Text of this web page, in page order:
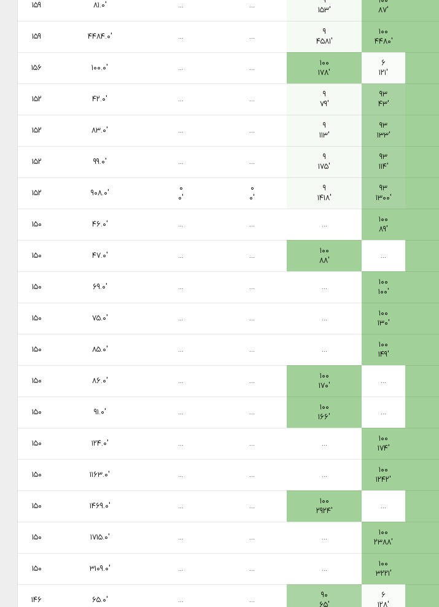
۸۷′
۱۵۳′
...
... ۸۱.۰′ ۱۵۹
۱۰۰
۴۴۸۰′
۹
۴۵۸۱′
...
... ۴۴۸۴.۰′ ۱۵۹
۶
۱۲۱′
۱۰۰
۱۷۸′
...
... ۱۰۰.۰′ ۱۵۶
۹۳
۴۳′
۹
۷۹′
...
... ۴۲.۰′ ۱۵۲
۹۳
۱۳۳′
۹
۱۱۳′
...
... ۸۳.۰′ ۱۵۲
۹۳
۱۱۴′
۹
۱۷۵′
...
... ۹۹.۰′ ۱۵۲
۹۳
۱۳۰۰′
۹
۱۴۱۸′
۰
۰′
۰
۰′
۹۰۸.۰′ ۱۵۲
۱۰۰
۸۹′
...
...
... ۴۶.۰′ ۱۵۰
...
۱۰۰
۸۸′
...
... ۴۷.۰′ ۱۵۰
۱۰۰
۱۰۰′
...
...
... ۶۹.۰′ ۱۵۰
۱۰۰
۱۳۰′
...
...
... ۷۵.۰′ ۱۵۰
۱۰۰
۱۴۹′
...
...
... ۸۵.۰′ ۱۵۰
...
۱۰۰
۱۷۰′
...
... ۸۶.۰′ ۱۵۰
...
۱۰۰
۱۶۶′
...
... ۹۱.۰′ ۱۵۰
۱۰۰
۱۷۴′
...
...
... ۱۲۴.۰′ ۱۵۰
۱۰۰
۱۲۴۲′
...
...
... ۱۱۶۳.۰′ ۱۵۰
...
۱۰۰
۲۹۲۴′
...
... ۱۴۶۹.۰′ ۱۵۰
۱۰۰
۲۳۸۸′
...
...
... ۱۷۱۵.۰′ ۱۵۰
۱۰۰
۳۲۲۱′
...
...
... ۳۱۰۹.۰′ ۱۵۰
۶
۹۰
...
... ۶۵.۰′ ۱۴۶